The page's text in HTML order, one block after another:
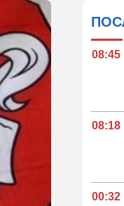
08:45
08:18
00:32